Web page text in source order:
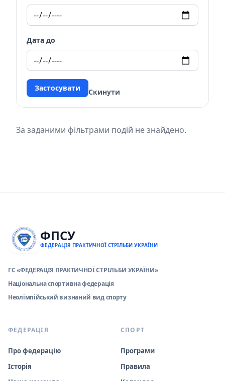
Дата до
Застосувати Скинути
За заданими фільтрами подій не знайдено.
ФПСУ
ФЕДЕРАЦІЯ ПРАКТИЧНОЇ СТРІЛЬБИ УКРАЇНИ
ГС «ФЕДЕРАЦІЯ ПРАКТИЧНОЇ СТРІЛЬБИ УКРАЇНИ»
Національна спортивна федерація
Неолімпійський визнаний вид спорту
ФЕДЕРАЦІЯ
Про федерацію
Історія
СПОРТ
Програми
Правила